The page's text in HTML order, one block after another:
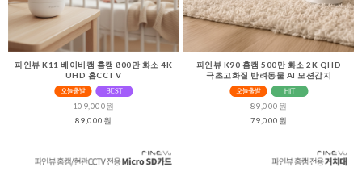
파인뷰 K11 베이비캠 홈캠 800만 화소 4K
UHD 홈CCTV
109,000원
89,000원
파인뷰 K90 홈캠 500만 화소 2K QHD
극초고화질 반려동물 AI 모션감지
89,000원
79,000원